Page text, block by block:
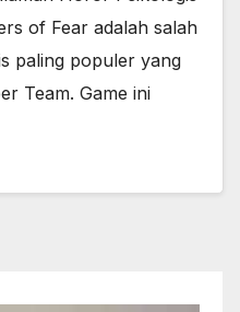
of Fear adalah salah
paling populer yang
Team. Game ini